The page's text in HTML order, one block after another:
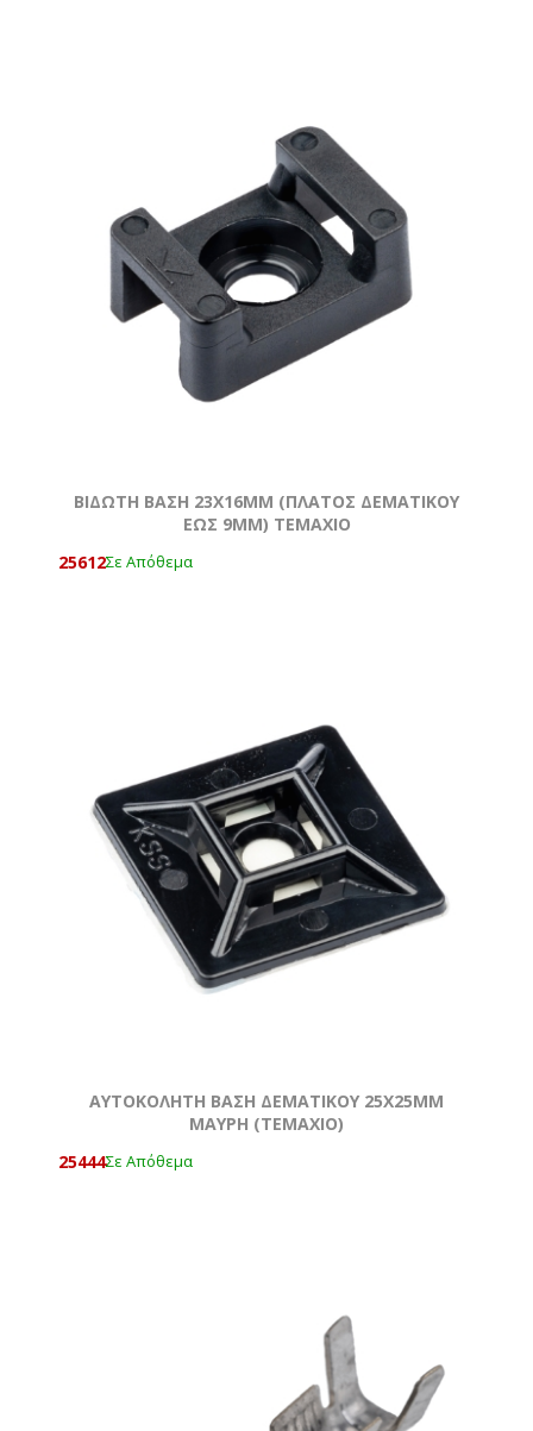
ΒΙΔΩΤΗ ΒΑΣΗ 23Χ16MM (ΠΛΑΤΟΣ ΔΕΜΑΤΙΚΟΥ
ΕΩΣ 9MM) ΤΕΜΆΧΙΟ
25612Σε Απόθεμα
ΑΥΤΟΚΟΛΗΤΗ ΒΑΣΗ ΔΕΜΑΤΙΚΟΥ 25Χ25MM
ΜΑΥΡΗ (ΤΕΜΆΧΙΟ)
25444Σε Απόθεμα